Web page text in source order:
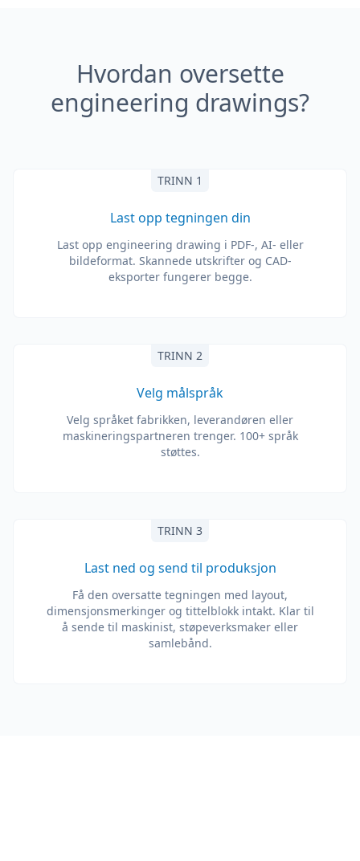
Hvordan oversette
engineering drawings?
TRINN 1
Last opp tegningen din
Last opp engineering drawing i PDF-, AI- eller
bildeformat. Skannede utskrifter og CAD-
eksporter fungerer begge.
TRINN 2
Velg målspråk
Velg språket fabrikken, leverandøren eller
maskineringspartneren trenger. 100+ språk
støttes.
TRINN 3
Last ned og send til produksjon
Få den oversatte tegningen med layout,
dimensjonsmerkinger og tittelblokk intakt. Klar til
å sende til maskinist, støpeverksmaker eller
samlebånd.